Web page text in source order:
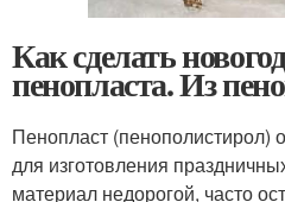
Как сделать
пенопласта. Из
Пенопласт (пенополистирол)
для изготовления
материал недорогой, часто